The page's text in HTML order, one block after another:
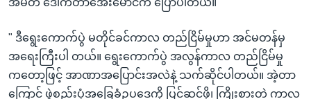
" ဒီရွေးကောက်ပွဲ မတိုင်ခင်ကာလ တည်ငြိမ်မှုဟာ အင်မတန်မှ
အရေးကြီးပါ တယ်။ ရွေးကောက်ပွဲ အလွန်ကာလ တည်ငြိမ်မှု
ကတော့ဖြင့် အာဏာအပြောင်းအလဲနဲ့ သက်ဆိုင်ပါတယ်။ အဲ့တာ
ကြောင့် ဖွဲ့စည်းပုံအခြေခံဥပဒေကို ပြင်ဆင်ဖို့၊ ကြိုးစားတဲ့ ကာလ